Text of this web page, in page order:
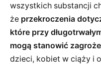
wszystkich substancji
że przekroczenia
które przy
mogą stanowić
dzieci, kobiet w ciąży i